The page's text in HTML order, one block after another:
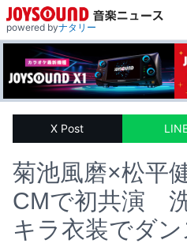
powered byナタリー
X Post
菊池風磨×松平
CMで初共演
キラ衣装でダン